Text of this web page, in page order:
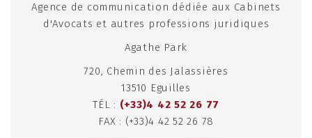
Agence de communication dédiée aux Cabinets
d'Avocats et autres professions juridiques
Agathe Park
720, Chemin des Jalassières
13510 Eguilles
TÉL : (+33)4 42 52 26 77
FAX : (+33)4 42 52 26 78